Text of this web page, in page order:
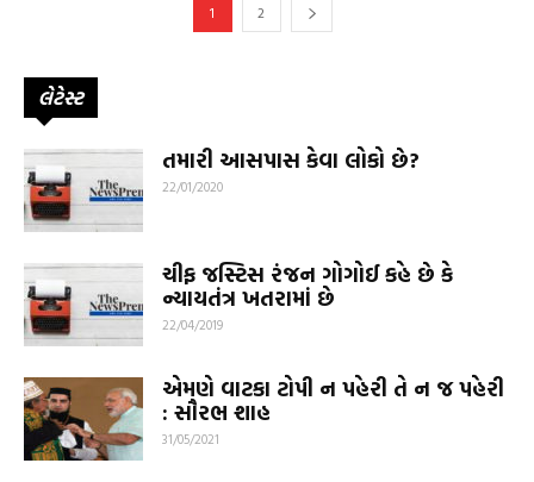
1 2
લેટેસ્ટ
તમારી આસપાસ કેવા લોકો છે?
22/01/2020
ચીફ જસ્ટિસ રંજન ગોગોઈ કહે છે કે
ન્યાયતંત્ર ખતરામાં છે
22/04/2019
એમણે વાટકા ટોપી ન પહેરી તે ન જ પહેરી
: સૌરભ શાહ
31/05/2021